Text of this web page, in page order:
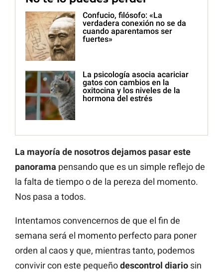
Confucio, filósofo: «La
verdadera conexión no se da
cuando aparentamos ser
fuertes»
La psicología asocia acariciar
gatos con cambios en la
oxitocina y los niveles de la
hormona del estrés
La mayoría de nosotros dejamos pasar este
panorama pensando que es un simple reflejo de
la falta de tiempo o de la pereza del momento.
Nos pasa a todos.
Intentamos convencernos de que el fin de
semana será el momento perfecto para poner
orden al caos y que, mientras tanto, podemos
convivir con este pequeñodescontrol diario sin